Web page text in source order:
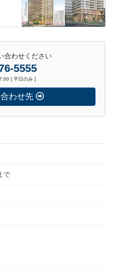
合わせください
5555
[ 平日のみ ]
わせ先
で